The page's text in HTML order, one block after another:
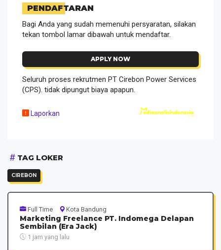
PENDAFTARAN
Bagi Anda yang sudah memenuhi persyaratan, silakan
tekan tombol lamar dibawah untuk mendaftar.
APPLY NOW
Seluruh proses rekrutmen PT Cirebon Power Services
(CPS). tidak dipungut biaya apapun.
Laporkan
TAG LOKER
CIREBON
Full Time Kota Bandung
Marketing Freelance PT. Indomega Delapan
Sembilan (Era Jack)
1 jam yang lalu